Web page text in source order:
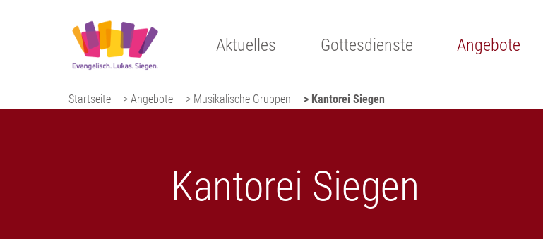
Aktuelles Gottesdienste Angebote
Startseite > Angebote > Musikalische Gruppen > Kantorei Siegen
Kantorei Siegen